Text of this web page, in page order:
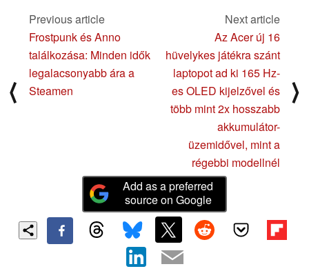
⟨
Previous article
Frostpunk és Anno
találkozása: Minden idők
legalacsonyabb ára a
Steamen
Next article
Az Acer új 16
hüvelykes játékra szánt
laptopot ad ki 165 Hz-
es OLED kijelzővel és
több mint 2x hosszabb
akkumulátor-
üzemidővel, mint a
régebbi modellnél
⟩
Add as a preferred
source on Google